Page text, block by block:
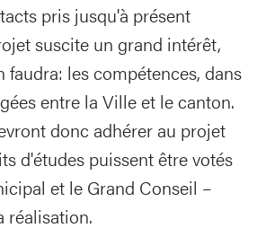
pris jusqu'à présent
suscite un grand intérêt,
faudra: les compétences, dans
entre la Ville et le canton.
donc adhérer au projet
d'études puissent être votés
et le Grand Conseil –
réalisation.